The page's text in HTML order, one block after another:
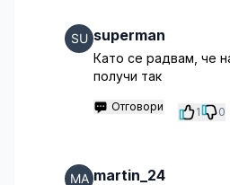
superman
Като се радвам, че
получи так
Отговори 1 0
martin_24